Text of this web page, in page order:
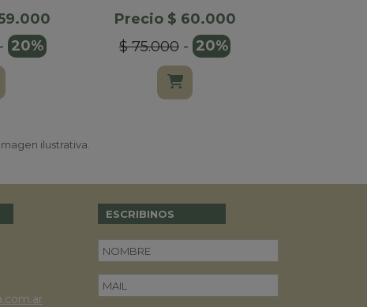
20%
Precio $ 60.000
$ 75.000- 20%
ilustrativa.
ESCRIBINOS